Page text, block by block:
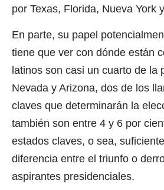
por Texas, Florida, Nueva York
En parte, su papel
tiene que ver con dónde están
latinos son casi un cuarto de la
Nevada y Arizona, dos de los
claves que determinarán la
también son entre 4 y 6 por
estados claves, o sea,
diferencia entre el triunfo o
aspirantes presidenciales.